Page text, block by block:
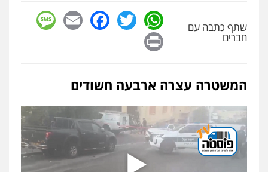
עו"ד אלון קריטי
כלכלי אלימות סמים מעצרים
0525544654
משפחה גישור
עו"ד זוהר ארבל
פלילי פשיעה חמורה מעצרים וחקירות
שתף כתבה עם
חברים
WhatsApp
Twitter
Facebook
Email
המשטרה עצרה ארבעה חשודים